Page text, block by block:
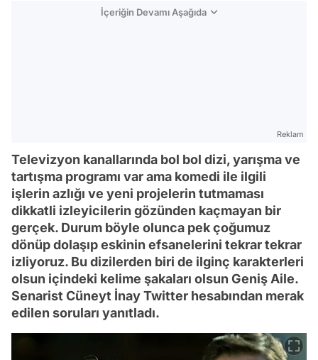
İçeriğin Devamı Aşağıda
Reklam
Televizyon kanallarında bol bol dizi, yarışma ve
tartışma programı var ama komedi ile ilgili
işlerin azlığı ve yeni projelerin tutmaması
dikkatli izleyicilerin gözünden kaçmayan bir
gerçek. Durum böyle olunca pek çoğumuz
dönüp dolaşıp eskinin efsanelerini tekrar tekrar
izliyoruz. Bu dizilerden biri de ilginç karakterleri
olsun içindeki kelime şakaları olsun Geniş Aile.
Senarist Cüneyt İnay Twitter hesabından merak
edilen soruları yanıtladı.